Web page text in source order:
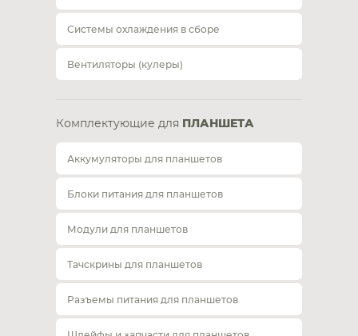
Системы охлаждения в сборе
Вентиляторы (кулеры)
Комплектующие для ПЛАНШЕТА
Аккумуляторы для планшетов
Блоки питания для планшетов
Модули для планшетов
Тачскрины для планшетов
Разъемы питания для планшетов